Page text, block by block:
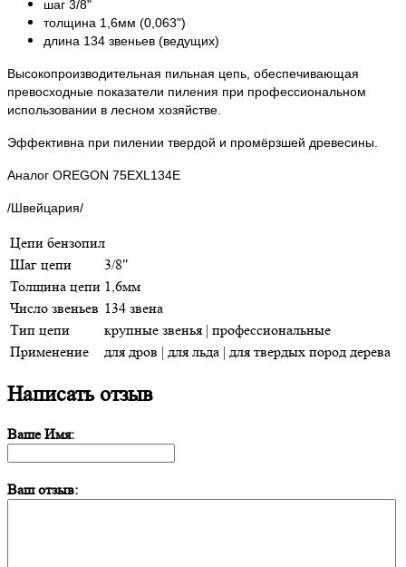
шаг 3/8"
толщина 1,6мм (0,063")
длина 134 звеньев (ведущих)
Высокопроизводительная пильная цепь, обеспечивающая
превосходные показатели пиления при профессиональном
использовании в лесном хозяйстве.
Эффективна при пилении твердой и промёрзшей древесины.
Аналог OREGON 75EXL134E
/Швейцария/
Цепи бензопил
Шаг цепи
3/8"
Толщина цепи 1,6мм
Число звеньев 134 звена
Тип цепи
крупные звенья | профессиональные
Применение
для дров | для льда | для твердых пород дерева
Написать отзыв
Ваше Имя:
Ваш отзыв: